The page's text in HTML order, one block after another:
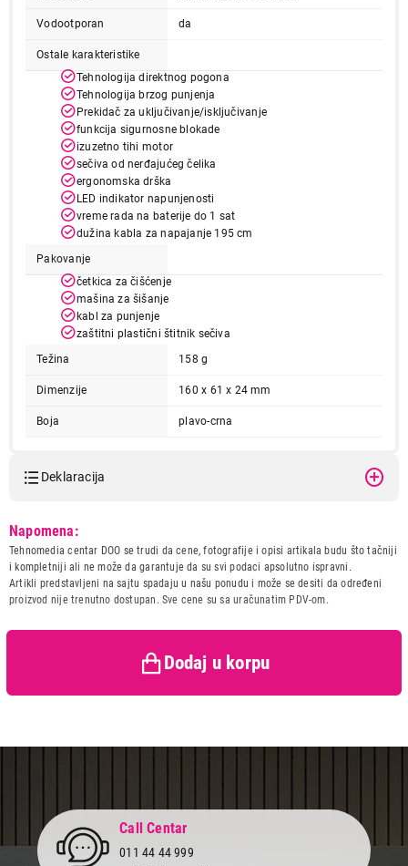
Vodootporan da
Ostale karakteristike
Tehnologija direktnog pogona
Tehnologija brzog punjenja
Prekidač za uključivanje/isključivanje
funkcija sigurnosne blokade
izuzetno tihi motor
sečiva od nerđajućeg čelika
ergonomska drška
LED indikator napunjenosti
vreme rada na baterije do 1 sat
dužina kabla za napajanje 195 cm
Pakovanje
četkica za čišćenje
mašina za šišanje
kabl za punjenje
zaštitni plastični štitnik sečiva
Težina
158 g
Dimenzije 160 x 61 x 24 mm
Boja plavo-crna
Deklaracija
Naziv i vrsta robe:
APARAT ZA BRIJANJE
Uvoznik:
Tehnomedia centar doo
Zemlja porekla:
Kina
kupaca po osnovu zakona o
Napomena:
Tehnomedia centar DOO se trudi da cene, fotografije i opisi artikala budu što tačniji
i kompletniji ali ne može da garantuje da su svi podaci apsolutno ispravni.
Artikli predstavljeni na sajtu spadaju u našu ponudu i može se desiti da određeni
proizvod nije trenutno dostupan. Sve cene su sa uračunatim PDV-om.
Dodaj u korpu
4.599,00
APARATI ZA BRIJANJE
Proizvod je dodat u korpu.
Nastavi kupovinu
Call Centar
011 44 44 999